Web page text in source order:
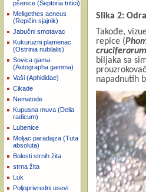
pšenice (Septoria tritici)
Meligethes aeneus
(Repičin sjajnik)
Jabučni smotavac
Kukuruzni plamenac
(Ostrinia nubilalis)
Sovica gama
(Autographa gamma)
Vaši (Aphididae)
Cikade
Nematode
Kupusna muva (Delia
radicum)
Lubenice
Moljac paradajza (Tuta
absoluta)
Bolesti strnih žita
strna žita
Luk
Poljoprivredni usevi
Slika 2:
Takođe,
repice (
cruciferarum
biljaka sa
napadnutih